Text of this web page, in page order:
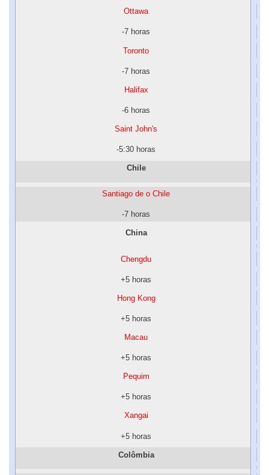
Ottawa
-7 horas
Toronto
-7 horas
Halifax
-6 horas
Saint John's
-5:30 horas
Chile
Santiago de o Chile
-7 horas
China
Chengdu
+5 horas
Hong Kong
+5 horas
Macau
+5 horas
Pequim
+5 horas
Xangai
+5 horas
Colômbia